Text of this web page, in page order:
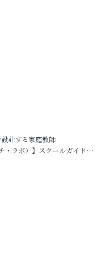
計する家庭教師
・ラボ）】スクールガイド…